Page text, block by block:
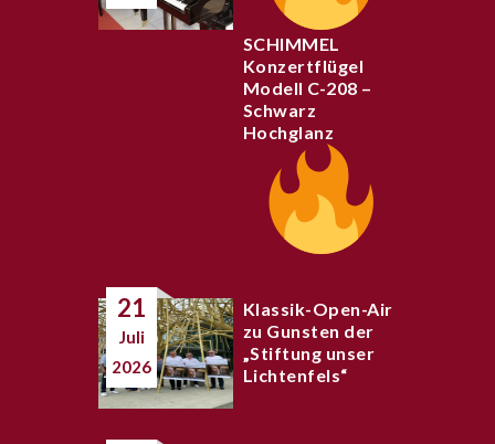
SCHIMMEL
Konzertflügel
Modell C-208 –
Schwarz
Hochglanz
21
Juli
2026
Klassik-Open-Air
zu Gunsten der
„Stiftung unser
Lichtenfels“